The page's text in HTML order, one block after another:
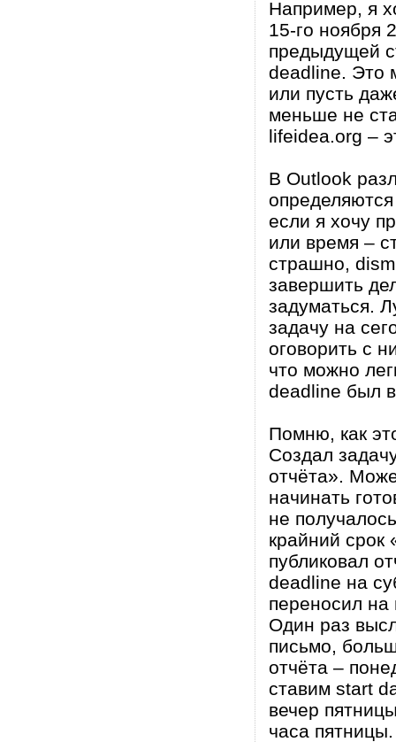
Например, я
15-го ноября
предыдущей
deadline. Это
или пусть
меньше не
lifeidea.org –
В Outlook
если я хочу
или время –
страшно,
завершить
задуматься.
задачу на
оговорить с
что можно
deadline был
Помню, как
Создал
отчёта».
начинать
не
крайний срок
публиковал
deadline на
переносил на
Один раз
письмо,
отчёта –
ставим start
вечер
часа пятницы.